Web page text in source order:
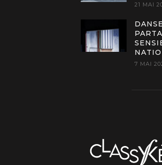
21 MAI
7 MAI